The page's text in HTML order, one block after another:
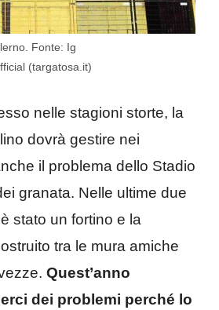
Fonte: Ig
(targatosa.it)
nelle stagioni storte, la
dovrà gestire nei
il problema dello Stadio
granata. Nelle ultime due
stato un fortino e la
tra le mura amiche
Quest’anno
dei problemi perché lo